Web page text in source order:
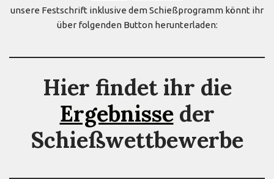
unsere Festschrift inklusive dem Schießprogramm könnt ihr
über folgenden Button herunterladen:
Hier findet ihr die
Ergebnisseder
Schießwettbewerbe